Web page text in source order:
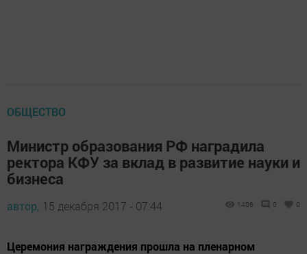
ОБЩЕСТВО
Министр образования РФ наградила
ректора КФУ за вклад в развитие науки и
бизнеса
автор, 15 декабря 2017 - 07:44 1406 0 0
Церемония награждения прошла на пленарном